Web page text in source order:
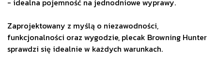
Zaprojektowany z myślą o niezawodności,
funkcjonalności oraz wygodzie, plecak Browning Hunter
sprawdzi się idealnie w każdych warunkach.